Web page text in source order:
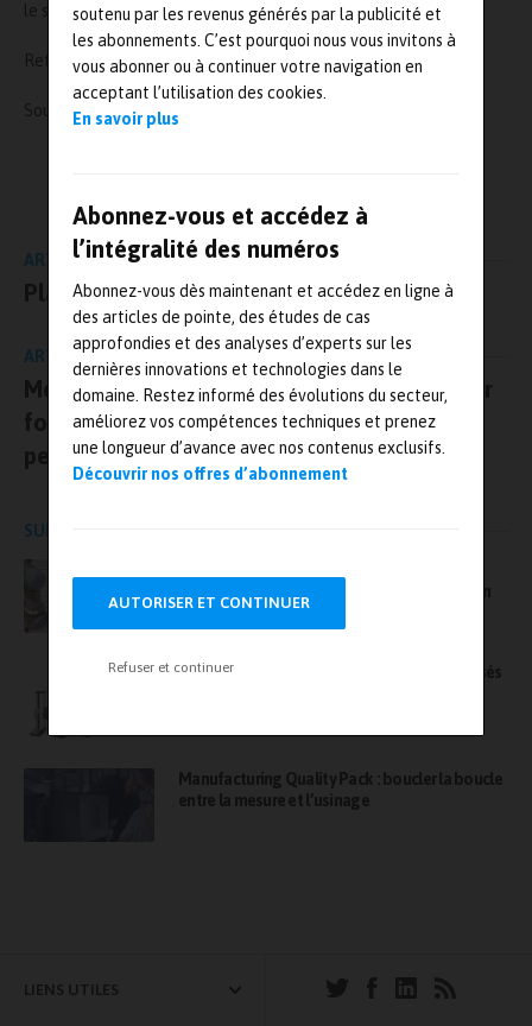
soutenu par les revenus générés par la publicité et
les abonnements. C’est pourquoi nous vous invitons à
vous abonner ou à continuer votre navigation en
acceptant l’utilisation des cookies.
En savoir plus
Abonnez-vous et accédez à
l’intégralité des numéros
Abonnez-vous dès maintenant et accédez en ligne à
des articles de pointe, des études de cas
approfondies et des analyses d’experts sur les
dernières innovations et technologies dans le
domaine. Restez informé des évolutions du secteur,
améliorez vos compétences techniques et prenez
une longueur d’avance avec nos contenus exclusifs.
Découvrir nos offres d’abonnement
AUTORISER ET CONTINUER
Refuser et continuer
le site internetrohde-schwarz.com.
Retrouvez le programme sur celien.
Source : https://www.rohde-schwarz.com/fr
Mesures-et-tests.com
ARTICLE PRÉCÉDENT
Plan de continuité d’activités au Cetiat
ARTICLE SUIVANT
Mobilisation à l’Université Paris-Saclay pour
fournir du matériel de protection aux
personnels hospitaliers et laborantins
SUR LE MÊME SUJET
L’agilité d’une structure experte, la force d’un
leader
Série F : focus sur des bancs d’essais motorisés
Manufacturing Quality Pack : boucler la boucle
entre la mesure et l’usinage
LIENS UTILES